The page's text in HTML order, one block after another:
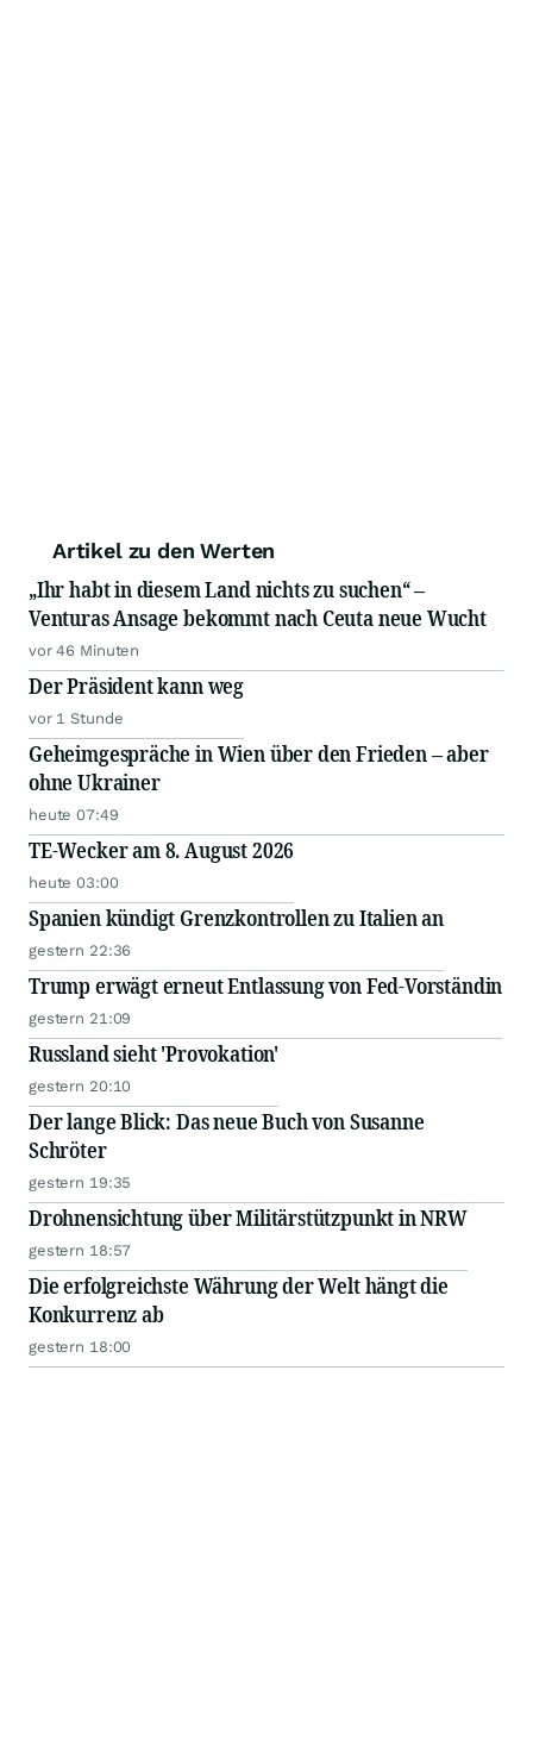
Artikel zu den Werten
„Ihr habt in diesem Land nichts zu suchen“ –
Venturas Ansage bekommt nach Ceuta neue Wucht
vor 46 Minuten
Der Präsident kann weg
vor 1 Stunde
Geheimgespräche in Wien über den Frieden – aber
ohne Ukrainer
heute 07:49
TE-Wecker am 8. August 2026
heute 03:00
Spanien kündigt Grenzkontrollen zu Italien an
gestern 22:36
Trump erwägt erneut Entlassung von Fed-Vorständin
gestern 21:09
Russland sieht 'Provokation'
gestern 20:10
Der lange Blick: Das neue Buch von Susanne
Schröter
gestern 19:35
Drohnensichtung über Militärstützpunkt in NRW
gestern 18:57
Die erfolgreichste Währung der Welt hängt die
Konkurrenz ab
gestern 18:00